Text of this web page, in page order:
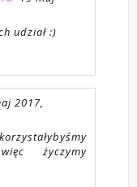
udział :)
2017,
życzymy